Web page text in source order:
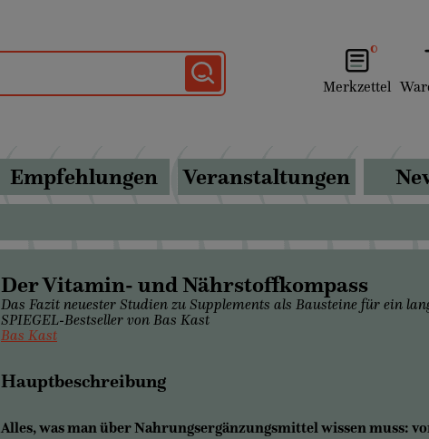
0
Merkzettel
Empfehlungen Veranstaltungen
Der Vitamin- und Nährstoffkompass
Das Fazit neuester Studien zu Supplements als Bausteine für ein
SPIEGEL-Bestseller von Bas Kast
Bas Kast
Hauptbeschreibung
Alles, was man über Nahrungsergänzungsmittel wissen muss: